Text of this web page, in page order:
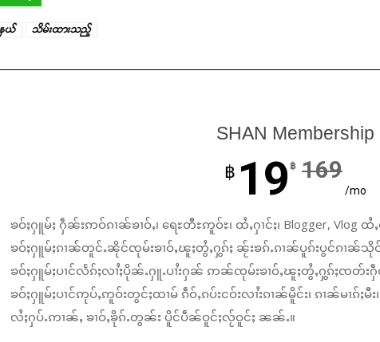
နယ် သိမ်းထားသည့်
SHAN Membership
฿ 19 ฿ 169
/mo
ၶဝ်ႈႁူမ်ႈ ႁဵၼ်းဢဝ်ၵၢၼ်ၶၢဝ်ႇ၊ ရေႊတီႊဢူဝ်ႊ၊ ထႆႇႁၢင်ႈ၊ Blogger,
ၶဝ်ႈႁူမ်ႈၵၢၼ်တူင်ႉၼိုင်ၸုမ်းၶၢဝ်ႇၽူႈတွႆႇႁွၵ်ႈ ၼႂ်းၶၵ်ႉၵၢၼ်ပူၵ်းပွင်ၵၢၼ်သို
ၶဝ်ႈႁူမ်ႈပၢင်လႅၵ်ႈလၢႆႈပိုၼ်ႉႁူႉပၢႆးႁၼ် ဢၼ်ၸုမ်းၶၢဝ်ႇၽူႈတွႆႇႁွၵ်ႈၸတ်း
ၶဝ်ႈႁူမ်ႈပၢင်ဢုပ်ႇဢူဝ်းတွင်ႈထၢမ် ၵဵဝ်ႇၵပ်းငဝ်းလၢႆးၵၢၼ်မိူင်း၊ ၵၢၼ်မၢၵ်ႈ
လႆႈႁပ်ႉဢၢၼ်ႇ ၶၢဝ်ႇၶိုၵ်ႉတွၼ်း ပိူင်ပဵၼ်ဝူင်ႈလႂ်ဝူင်ႈ ၼၼ်ႉ။